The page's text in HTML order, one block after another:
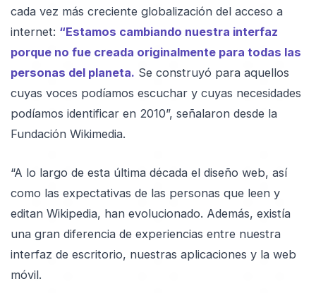
cada vez más creciente globalización del acceso a
internet: “Estamos cambiando nuestra interfaz
porque no fue creada originalmente para todas las
personas del planeta. Se construyó para aquellos
cuyas voces podíamos escuchar y cuyas necesidades
podíamos identificar en 2010”, señalaron desde la
Fundación Wikimedia.
“A lo largo de esta última década el diseño web, así
como las expectativas de las personas que leen y
editan Wikipedia, han evolucionado. Además, existía
una gran diferencia de experiencias entre nuestra
interfaz de escritorio, nuestras aplicaciones y la web
móvil.